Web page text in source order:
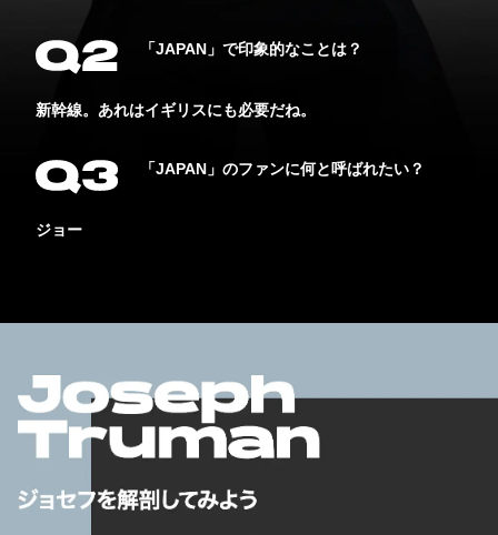
「JAPAN」で印象的なことは？
新幹線。あれはイギリスにも必要だね。
「JAPAN」のファンに何と呼ばれたい？
ジョー